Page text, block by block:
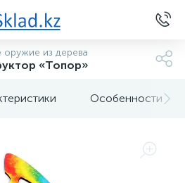
оружие из дерева
«Топор»
Особенности